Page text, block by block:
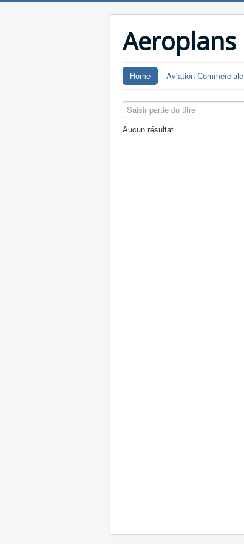
Aeroplans
Home Aviation Commerciale
Saisir partie du titre
Aucun résultat